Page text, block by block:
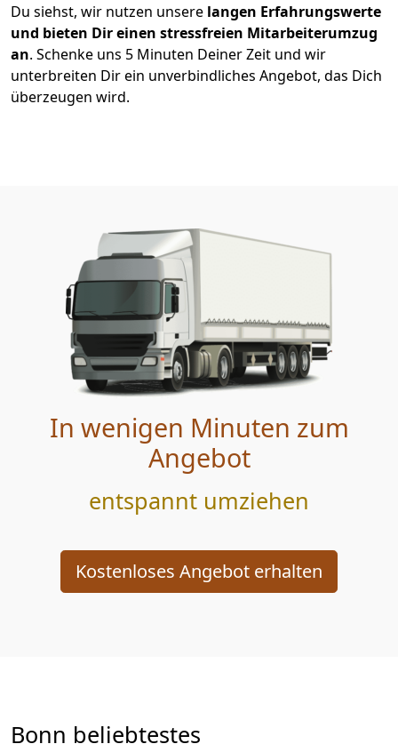
Du siehst, wir nutzen unsere langen Erfahrungswerte
und bieten Dir einen stressfreien Mitarbeiterumzug
an. Schenke uns 5 Minuten Deiner Zeit und wir
unterbreiten Dir ein unverbindliches Angebot, das Dich
überzeugen wird.
In wenigen Minuten zum
Angebot
entspannt umziehen
Kostenloses Angebot erhalten
Bonn beliebtestes